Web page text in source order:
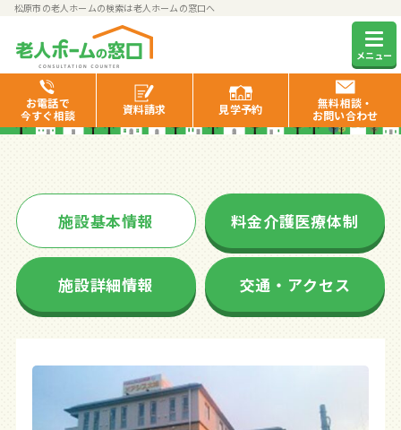
松原市の老人ホームの検索は老人ホームの窓口へ
メニュー
お電話で
今すぐ相談
資料請求 見学予約
無料相談・
お問い合わせ
オアシス北燦しばがき
施設基本情報 料金介護医療体制
施設詳細情報 交通・アクセス